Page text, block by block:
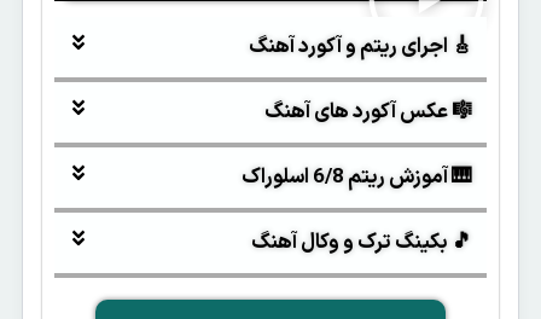
🎸 اجرای ریتم و آکورد آهنگ
🎼 عکس آکورد های آهنگ
🎹 آموزش ریتم 6/8 اسلوراک
🎵 بکینگ ترک و وکال آهنگ